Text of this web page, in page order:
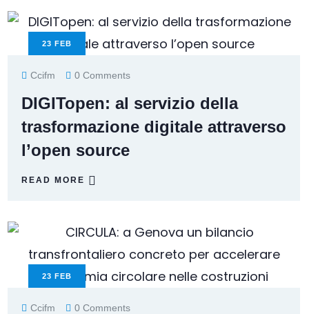
23 FEB
Ccifm 0 Comments
DIGITopen: al servizio della
trasformazione digitale attraverso
l’open source
READ MORE
23 FEB
Ccifm 0 Comments